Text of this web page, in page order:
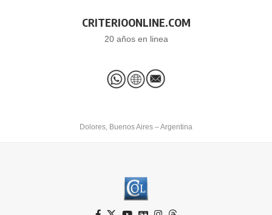
CRITERIOONLINE.COM
20 años en linea
Dolores, Buenos Aires – Argentina